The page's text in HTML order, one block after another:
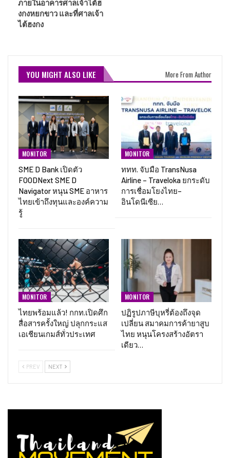
ภายในอาคารศาลเจ้าไต้ฮ
งกงหยกขาว และที่ศาลเจ้า
ไต้ฮงกง
YOU MIGHT ALSO LIKE More From Author
MONITOR
SME D Bank เปิดตัว
FOODNext SME D
Navigator หนุน SME อาหาร
ไทยเข้าถึงทุนและองค์ความ
รู้
MONITOR
ททท. จับมือ TransNusa
Airline – Traveloka ยกระดับ
การเชื่อมโยงไทย–
อินโดนีเซีย…
MONITOR
ไทยพร้อมแล้ว! กกท.เปิดศึก
สื่อสารครั้งใหญ่ ปลุกกระแส
เอเชียนเกมส์ทั่วประเทศ
MONITOR
ปฏิรูปภาษีบุหรี่ต้องถึงจุด
เปลี่ยน สมาคมการค้ายาสูบ
ไทย หนุนโครงสร้างอัตรา
เดียว…
PREV NEXT